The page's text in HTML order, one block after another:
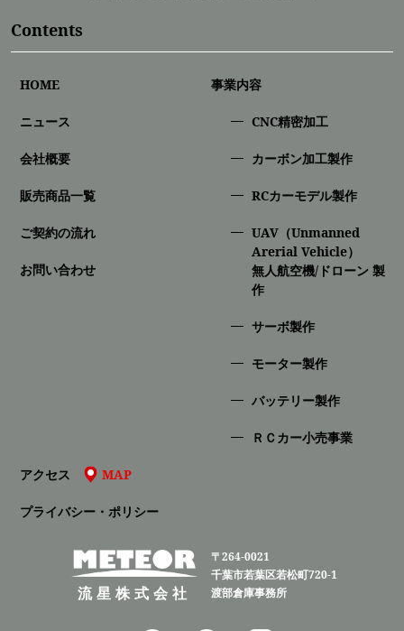
Contents
HOME
ニュース
会社概要
販売商品一覧
ご契約の流れ
お問い合わせ
事業内容
CNC精密加⼯
カーボン加工製作
RCカーモデル製作
UAV（Unmanned
Arerial Vehicle）
無人航空機/ドローン 製
作
サーボ製作
モーター製作
バッテリー製作
ＲＣカー小売事業
アクセス MAP
プライバシー・ポリシー
流星株式会社
〒264-0021
千葉市若葉区若松町720-1
渡部倉庫事務所